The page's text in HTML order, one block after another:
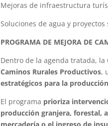
Mejoras de infraestructura
Soluciones de agua y
PROGRAMA DE MEJORA DE
Dentro de la agenda tratada,
Caminos Rurales Productivos,
estratégicos para la
El programa prioriza
producción granjera, forestal,